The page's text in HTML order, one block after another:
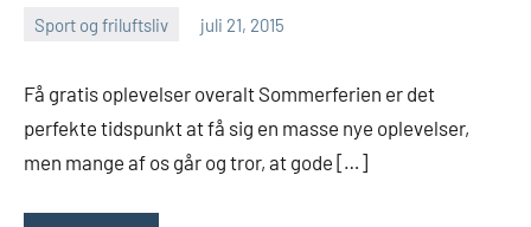
Sport og friluftsliv juli 21, 2015
Esben
Få gratis oplevelser overalt Sommerferien er det
perfekte tidspunkt at få sig en masse nye oplevelser,
men mange af os går og tror, at gode […]